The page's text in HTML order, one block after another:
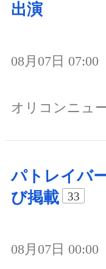
出演
08月07日 07:00
オリコンニュ
パトレイバ
び掲載
33
08月07日 00:00